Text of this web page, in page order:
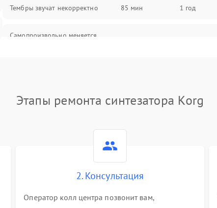
Тембры звучат некорректно 85 мин 1 год
Самопроизвольно меняется
Этапы ремонта синтезатора Korg
2. Консультация
Оператор колл центра позвонит вам,